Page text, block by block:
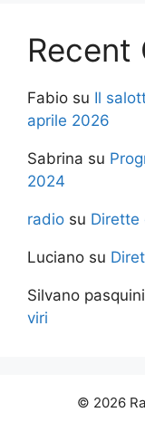
Recent
Fabio su Il
aprile 2026
Sabrina su
2024
radio su Dirette
Luciano su
Silvano pasquini
viri
© 2026